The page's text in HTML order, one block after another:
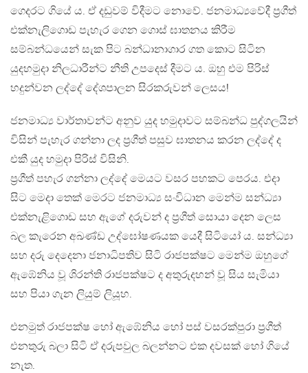
ගෙදරට ගියේ ය. ඒ දඩුවම් විදීමට නොවේ. ජනමාධ්‍යවේදී ප්‍රගීත්
එක්නැලිගොඩ පැහැර ගෙන ගොස් ඝාතනය කිරීම
සම්බන්ධයෙන් සැක පිට බන්ධානාගාර ගත කොට සිටින
යුදහමුදා නිලධාරීන්ට නීති උපදෙස් දීමට ය. ඔහු එම පිරිස්
හදුන්වන ලද්දේ දේශපාලන සිරකරුවන් ලෙසය!
ජනමාධ්‍ය වාර්තාවන්ට අනුව යුද හමුදාවට සම්බන්ධ පුද්ගලයින්
විසින් පැහැර ගන්නා ලද ප්‍රගීත් පසුව ඝාතනය කරන ලද්දේ ද
එකී යුද හමුදා පිරිස් විසිනි.
ප්‍රගීත් පහැර ගන්නා ලද්දේ මෙයට වසර පහකට පෙරය. එදා
සිට මෙදා තෙක් මෙරට ජනමාධ්‍ය සංවිධාන මෙන්ම සන්ධ්‍යා
එක්නැළිගොඩ සහ ඇගේ දරුවන් ද ප්‍රගීත් සොයා දෙන ලෙස
බල කැරෙන අඛණ්ඩ උද්ඝෝෂණයක යෙදී සිටියෝ ය. සන්ධ්‍යා
සහ දරු දෙදෙනා ජනාධිපතිව සිටි රාජපක්ෂට මෙන්ම ඔහුගේ
ඇඹේනිය වූ ශිරන්ති රාජපක්ෂට ද අතුරුදහන් වූ සිය සැමියා
සහ පියා ගැන ලියුම් ලියූහ.
එනමුත් රාජපක්ෂ හෝ ඇඹේනිය හෝ පස් වසරක්පුරා ප්‍රගීත්
එනතුරු බලා සිටි ඒ දරුපවුල බලන්නට එක දවසක් හෝ ගියේ
නැත.